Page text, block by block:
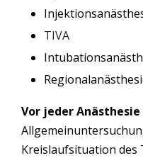
TIVA
Vor jeder Anästhesie
Kreislaufsituation des